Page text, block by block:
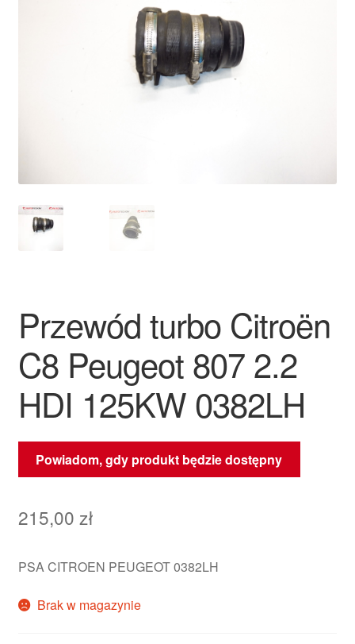
Skarga
Zasady i warunki
Przewód turbo Citroën
C8 Peugeot 807 2.2
HDI 125KW 0382LH
Powiadom, gdy produkt będzie dostępny
215,00 zł
PSA CITROEN PEUGEOT 0382LH
Brak w magazynie